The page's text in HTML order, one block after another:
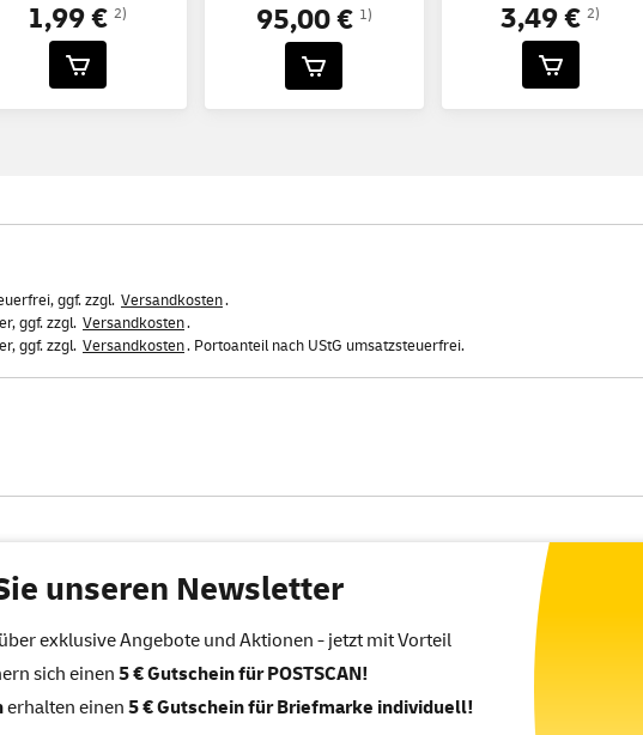
1,99 €2) 95,00 € 1) 3,49 €2)
ggf. zzgl. Versandkosten.
ggf. zzgl. Versandkosten.
ggf. zzgl. Versandkosten. Portoanteil nach UStG umsatzsteuerfrei.
unseren Newsletter
exklusive Angebote und Aktionen - jetzt mit Vorteil
sich einen 5 € Gutschein für POSTSCAN!
erhalten einen 5 € Gutschein für Briefmarke individuell!